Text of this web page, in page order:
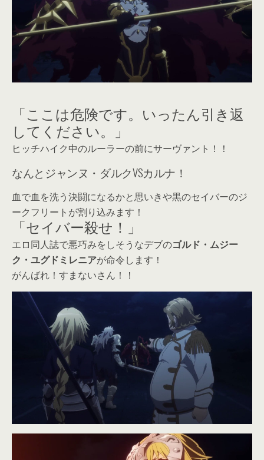
「ここは危険です。いったん引き返
してください。」
ヒッチハイク中のルーラーの前にサーヴァント！！
なんとジャンヌ・ダルクVSカルナ！
血で血を洗う決闘になるかと思いきや黒のセイバーのジ
ークフリートが割り込みます！
「セイバー殺せ！」
エロ同人誌で悪巧みをしそうなデブのゴルド・ムジー
ク・ユグドミレニアが命令します！
がんばれ！すまないさん！！